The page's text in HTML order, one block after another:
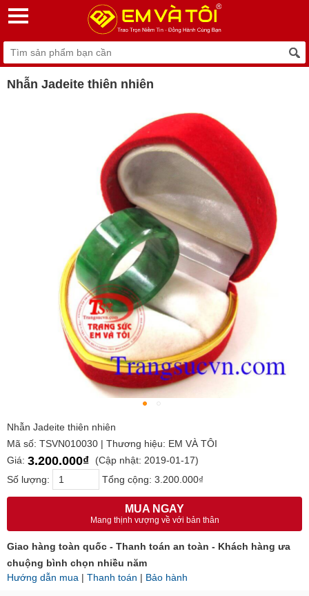
Nhẫn Jadeite thiên nhiên
Nhẫn Jadeite thiên nhiên
Mã số: TSVN010030 | Thương hiệu: EM VÀ TÔI
Giá: 3.200.000₫
(Cập nhật: 2019-01-17)
Số lượng:
Tổng cộng: 3.200.000₫
MUA NGAY
Mang thịnh vượng về với bản thân
Giao hàng toàn quốc - Thanh toán an toàn - Khách hàng ưa
chuộng bình chọn nhiều năm
Hướng dẫn mua | Thanh toán | Bảo hành